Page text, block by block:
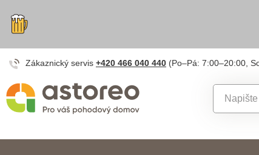
Zákaznický servis +420 466 040 440 (Po–Pá: 7:00–20:00,